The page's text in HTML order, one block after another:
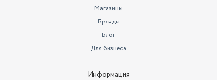
Магазины
Бренды
Блог
Для бизнеса
Информация